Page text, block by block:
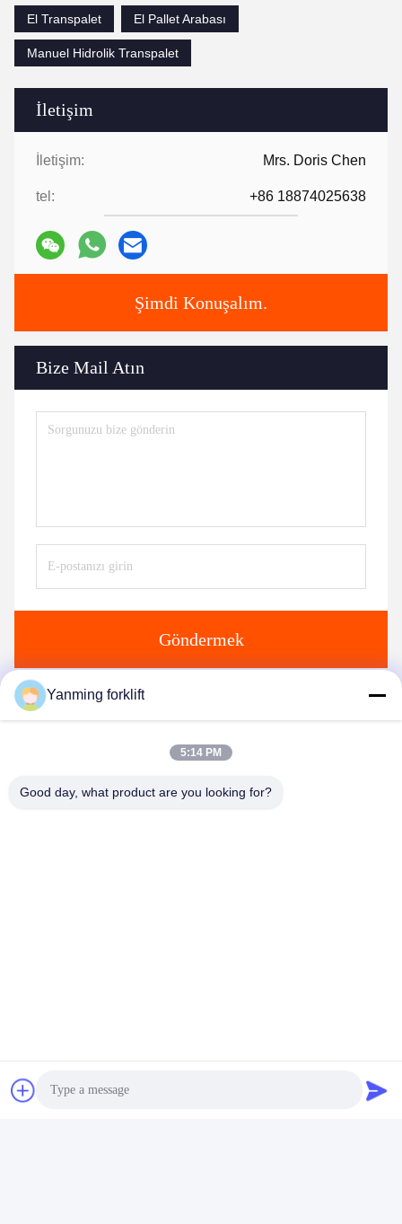
İletişim
İletişim: Mrs. Doris Chen
tel: +86 18874025638
Şimdi Konuşalım.
Bize Mail Atın
Göndermek
El Transpalet
El Pallet Arabası
Manuel Hidrolik Transpalet
benzer ürünler
Yanming forklift
5:14 PM
Good day, what product are you looking for?